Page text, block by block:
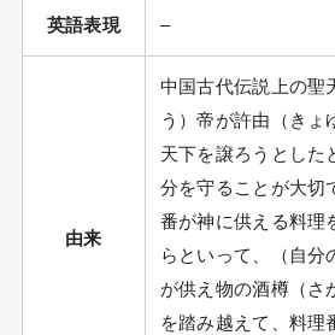
英語表現 –
由来
中国古代伝説上の聖
う）帝が許由（きょ
天下を譲ろうとした
分を守ることが大切
番が神に供える料理
らといって、（自分
が供え物の酒樽（さ
を踏み越えて、料理